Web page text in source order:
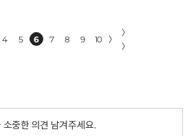
4 5 6 7 8 9 10 〉
〉
〉
중한 의견 남겨주세요.